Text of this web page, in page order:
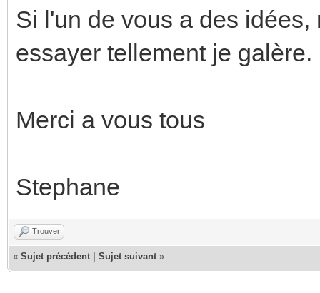
Si l'un de vous a des
essayer tellement je galère.
Merci a vous tous
Stephane
Trouver
« Sujet précédent Sujet suivant »